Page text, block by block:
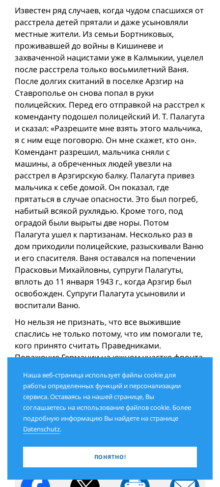
Известен ряд случаев, когда чудом спаcшихся от
расстрела детей прятали и даже усыновляли
местные жители. Из семьи Бортниковых,
проживавшей до войны в Кишиневе и
захваченной нацистами уже в Калмыкии, уцелел
после расстрела только восьмилетний Ваня.
После долгих скитаний в поселке Арзгир на
Ставрополье он снова попал в руки
полицейских. Перед его отправкой на расстрел к
коменданту подошел полицейский И. Т. Палагута
и сказал: «Разрешите мне взять этого мальчика,
я с ним еще поговорю. Он мне скажет, кто он».
Комендант разрешил, мальчика сняли с
машины, а обреченных людей увезли на
расстрел в Арзгирскую балку. Палагута привез
мальчика к себе домой. Он показал, где
прятаться в случае опасности. Это был погреб,
набитый всякой рухлядью. Кроме того, под
оградой были вырыты две норы. Потом
Палагута ушел к партизанам. Несколько раз в
дом приходили полицейские, разыскивали Ваню
и его спасителя. Ваня оставался на попечении
Прасковьи Михайловны, супруги Палагуты,
вплоть до 11 января 1943 г., когда Аpзгир был
освобожден. Супруги Палагута усыновили и
воспитали Ваню.
Но нельзя не признать, что все выжившие
спаслись не только потому, что им помогали те,
кого принято считать Праведниками.
Поражение Германии на южном участке фронта,
быстрое освобождение районов Северного
Кавказа спасло жизни многих скрывавшихся
евреев.
Беседовала Яна ЛЮБАРСКАЯ
Наша веб-страница использует файлы cookie для
работы определенных функций и персонализации
сервиса. Оставаясь на нашей странице, Вы
соглашаетесь на использование файлов cookie. Более
подробную информацию Вы найдете на странице
Datenschutz.
ПОНЯТНО!